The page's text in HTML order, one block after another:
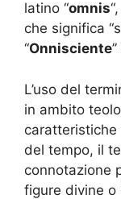
latino “omnis
che significa
“Onnisciente
L’uso del
in ambito
del tempo, il
connotazione
figure divine o